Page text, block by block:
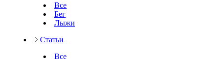
Все
Бег
Лыжи
Статьи
Все